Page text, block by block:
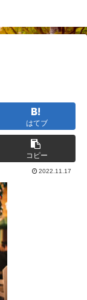
はてブ
コピー
2022.11.17